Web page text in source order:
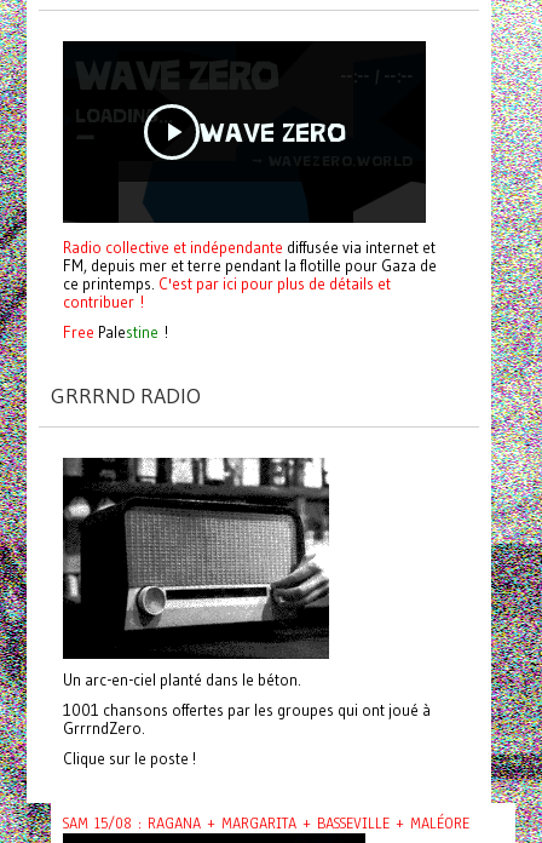
Radio collective et indépendante diffusée via internet et
FM, depuis mer et terre pendant la flotille pour Gaza de
ce printemps. C'est par ici pour plus de détails et
contribuer !
Free Palestine !
GRRRND RADIO
Un arc-en-ciel planté dans le béton.
1001 chansons offertes par les groupes qui ont joué à
GrrrndZero.
Clique sur le poste !
SAM 15/08 : RAGANA + MARGARITA + BASSEVILLE + MALÉORE